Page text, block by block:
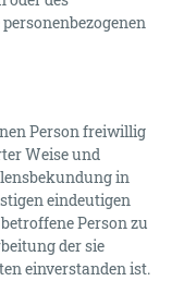
Person freiwillig
Weise und
in
eindeutigen
Person zu
der sie
einverstanden ist.